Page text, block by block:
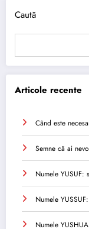
Caută
Articole recente
Când este
Semne că ai
Numele YUSUF:
Numele
Numele